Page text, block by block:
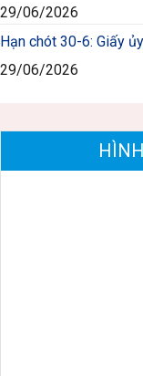
29/06/2026
Hạn chót 30-6: Giấy
29/06/2026